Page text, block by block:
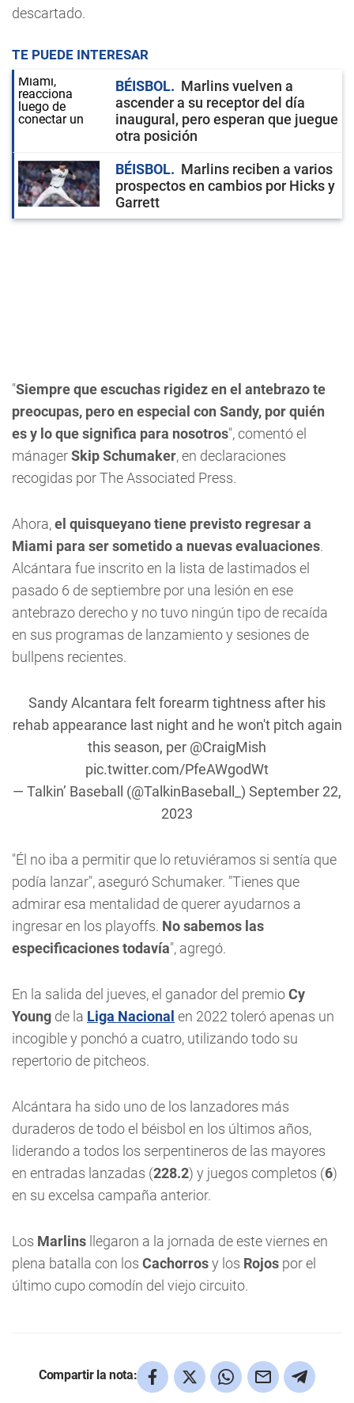
descartado.
TE PUEDE INTERESAR
BÉISBOL
Marlins vuelven a
ascender a su receptor del día
inaugural, pero esperan que juegue
otra posición
BÉISBOL
Marlins reciben a varios
prospectos en cambios por Hicks y
Garrett
"Siempre que escuchas rigidez en el antebrazo te
preocupas, pero en especial con Sandy, por quién
es y lo que significa para nosotros", comentó el
mánagerSkip Schumaker, en declaraciones
recogidas por The Associated Press.
Ahora,el quisqueyano tiene previsto regresar a
Miami para ser sometido a nuevas evaluaciones.
Alcántara fue inscrito en la lista de lastimados el
pasado 6 de septiembre por una lesión en ese
antebrazo derecho y no tuvo ningún tipo de recaída
en sus programas de lanzamiento y sesiones de
bullpens recientes.
Sandy Alcantara felt forearm tightness after his
rehab appearance last night and he won't pitch again
this season, per @CraigMish
pic.twitter.com/PfeAWgodWt
— Talkin’ Baseball (@TalkinBaseball_) September 22,
2023
"Él no iba a permitir que lo retuviéramos si sentía que
podía lanzar", aseguró Schumaker. "Tienes que
admirar esa mentalidad de querer ayudarnos a
ingresar en los playoffs. No sabemos las
especificaciones todavía", agregó.
En la salida del jueves, el ganador del premioCy
Young de la Liga Nacional en 2022 toleró apenas un
incogible y ponchó a cuatro, utilizando todo su
repertorio de pitcheos.
Alcántara ha sido uno de los lanzadores más
duraderos de todo el béisbol en los últimos años,
liderando a todos los serpentineros de las mayores
en entradas lanzadas (228.2) y juegos completos (6)
en su excelsa campaña anterior.
Los Marlins llegaron a la jornada de este viernes en
plena batalla con los Cachorrosy los Rojos por el
último cupo comodín del viejo circuito.
Compartir la nota: